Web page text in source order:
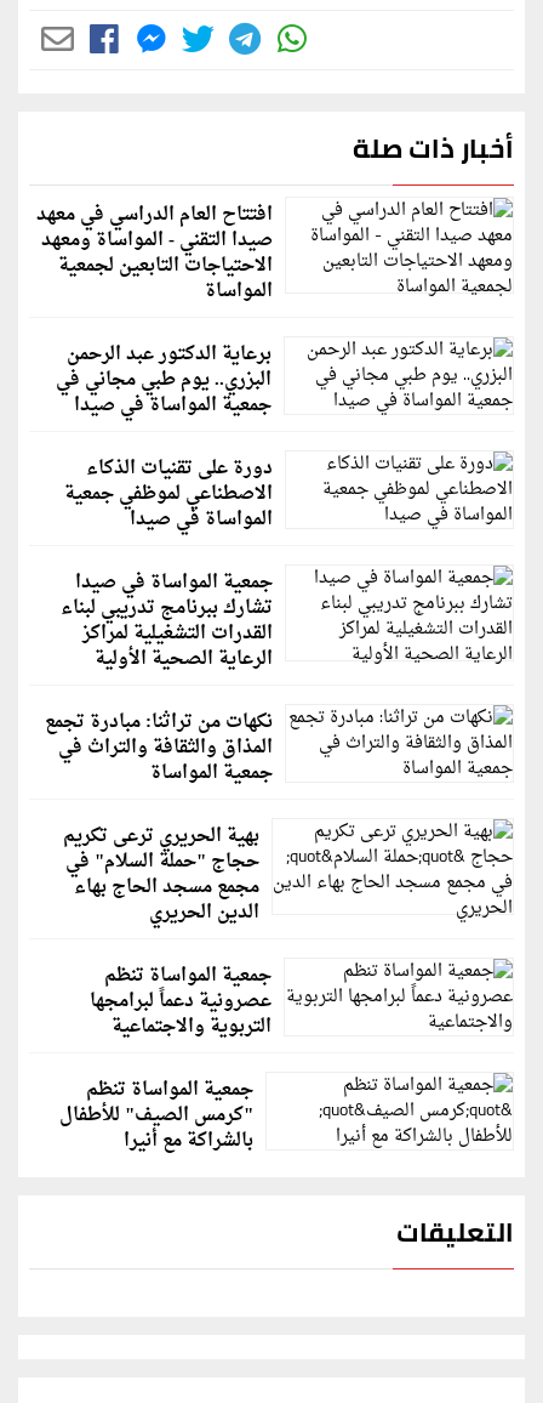
أخبار ذات صلة
افتتاح العام الدراسي في معهد
صيدا التقني - المواساة ومعهد
الاحتياجات التابعين لجمعية
المواساة
برعاية الدكتور عبد الرحمن
البزري.. يوم طبي مجاني في
جمعية المواساة في صيدا
دورة على تقنيات الذكاء
الاصطناعي لموظفي جمعية
المواساة في صيدا
جمعية المواساة في صيدا
تشارك ببرنامج تدريبي لبناء
القدرات التشغيلية لمراكز
الرعاية الصحية الأولية
نكهات من تراثنا: مبادرة تجمع
المذاق والثقافة والتراث في
جمعية المواساة
بهية الحريري ترعى تكريم
حجاج "حملة السلام" في
مجمع مسجد الحاج بهاء
الدين الحريري
جمعية المواساة تنظم
عصرونية دعماً لبرامجها
التربوية والاجتماعية
جمعية المواساة تنظم
"كرمس الصيف" للأطفال
بالشراكة مع أنيرا
التعليقات